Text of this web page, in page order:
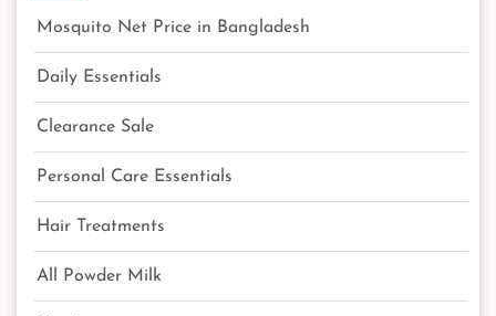
Mosquito Net Price in Bangladesh
Daily Essentials
Clearance Sale
Personal Care Essentials
Hair Treatments
All Powder Milk